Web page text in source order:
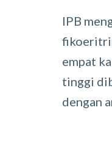
IPB
empat
tinggi
dengan